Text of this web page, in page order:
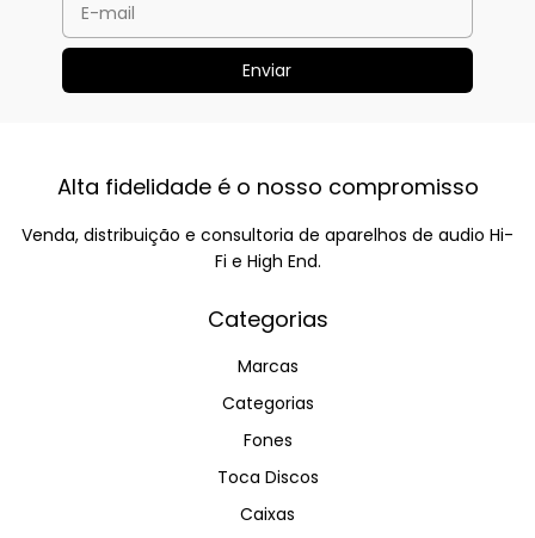
Alta fidelidade é o nosso compromisso
Venda, distribuição e consultoria de aparelhos de audio Hi-
Fi e High End.
Categorias
Marcas
Categorias
Fones
Toca Discos
Caixas